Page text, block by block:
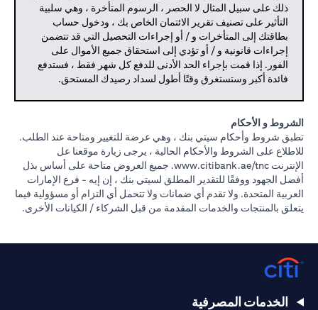
ذلك على سبيل المثال لا الحصر ، الرسوم المتأخرة ، وهي سلبية
التأثير على تصنيف تقرير الائتمان الخاص بك ، ودخول حساب
بطاقتك إلى المتأخرات و / أو إجراءات التحصيل التي قد تتضمن
إجراءات قانونية و / أو تؤدي إلى استحقاق جميع الأموال على
الفور. إذا قمت بإجراء الحد الأدنى للدفع كل شهر فقط ، فستدفع
فائدة أكبر وستستغرق وقتًا أطول لسداد رصيدك المستحق.
الشروط و الأحكام
تطبق شروط وأحكام سيتي بنك ، وهي عرضة للتغيير ومتاحة عند الطلب.
للاطلاع على الشروط والأحكام الحالية ، يرجى زيارة موقعنا عل
الإنترنت www.citibank.ae/tnc.
opens in a new tab
جميع العروض متاحة على أساس بذل
أفضل الجهود ووفقًا للتقدير المطلق لسيتي بنك ، إن إيه - فرع الإمارات
العربية المتحدة. ولا تقدم أي ضمانات ولا تتحمل أي التزام أو مسؤولية فيما
يتعلق بالمنتجات والخدمات المقدمة من قبل الشركاء / الكيانات الأخرى.
الخدمات المصرفية